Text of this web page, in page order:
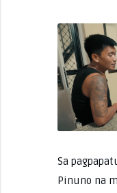
Sa
Pinuno na